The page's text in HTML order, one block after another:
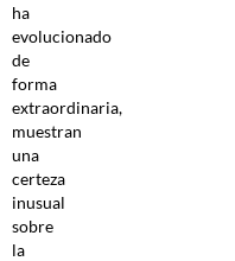
ha
evolucionado
de
forma
extraordinaria,
muestran
una
certeza
inusual
sobre
la